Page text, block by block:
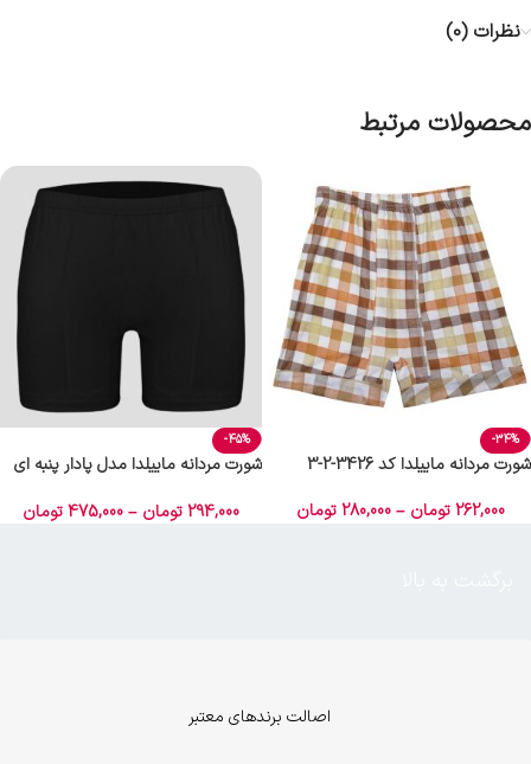
نظرات (0)
محصولات مرتبط
-34%
شورت مردانه ماییلدا کد 3426-2-3
262,000 تومان –
280,000 تومان
-45%
شورت مردانه ماییلدا مدل پادار پنبه ای
294,000تومان –
475,000تومان
اصالت برندهای معتبر